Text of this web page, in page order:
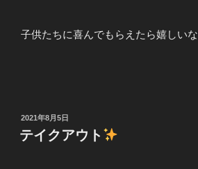
子供たちに喜んでもらえたら嬉しいな
投
稿
日:
2021年8月5日
テイクアウト